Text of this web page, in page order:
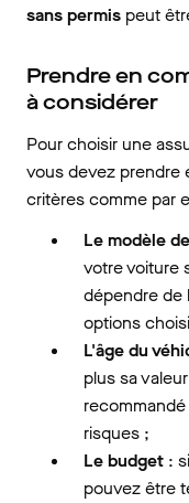
sans permis peut
Prendre en
à considérer
Pour choisir une
vous devez prendre
critères comme par
Le modèle
votre voiture
dépendre de
options
L'âge du
plus sa
risques ;
Le budget :
pouvez être